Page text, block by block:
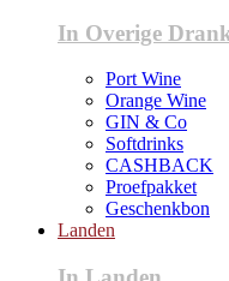
In Overige
Port Wine
Orange Wine
GIN & Co
Softdrinks
CASHBACK
Proefpakket
Geschenkbon
Landen